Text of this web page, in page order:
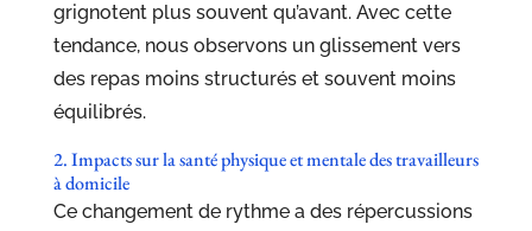
grignotent plus souvent qu’avant. Avec cette
tendance, nous observons un glissement vers
des repas moins structurés et souvent moins
équilibrés.
2. Impacts sur la santé physique et mentale des travailleurs
à domicile
Ce changement de rythme a des répercussions